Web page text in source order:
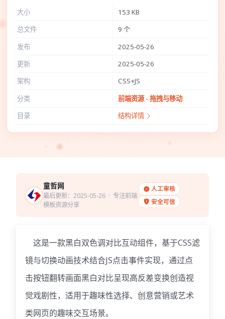
大小
153 KB
总文件
9 个
发布
2025-05-26
更新
2025-05-26
架构
CSS+JS
分类
前端资源 - 拖拽与移动
目录
结构详情
童哲网
最后更新：2025-05-26· 专注前端
模板资源分享
人工审核
安全可信
这是一款黑白双色调对比互动组件，基于CSS滤
镜与切换动画技术结合JS点击事件实现，通过点
击按钮翻转画面黑白对比呈现高反差变换创造视
觉戏剧性，适用于趣味性选择、创意营销或艺术
类网页的趣味交互场景。